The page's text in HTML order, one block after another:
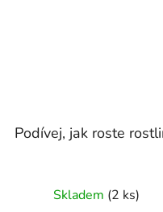
Podívej, jak roste
Skladem (2 ks)